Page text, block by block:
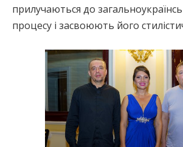
прилучаються до
процесу і засвоюють його